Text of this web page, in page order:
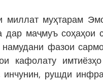
миллат муҳтарам
дар маҷмуъ соҳаҳои
фазои
кафолату
инчунин, рушди